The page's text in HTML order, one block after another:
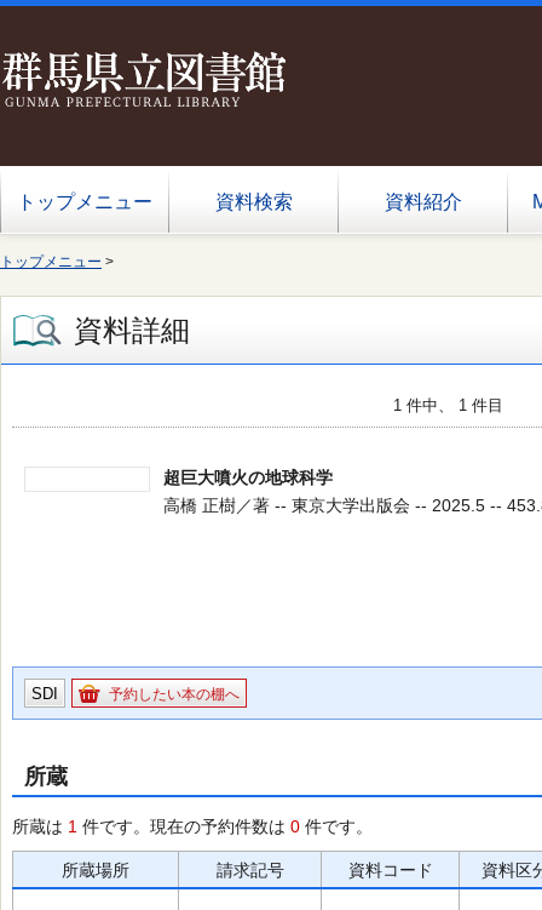
トップメニュー 資料検索 資料紹介
トップメニュー >
資料詳細
1 件中、 1 件目
超巨大噴火の地球科学
高橋 正樹／著 -- 東京大学出版会 -- 2025.5 --
SDI 予約したい本の棚へ
所蔵
所蔵は 1 件です。現在の予約件数は 0 件です。
所蔵場所 請求記号 資料コード 資料区